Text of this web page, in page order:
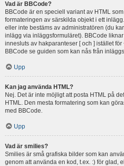
Vad är BBCode?
BBCode är en speciell variant av HTML
formateringen av särskilda objekt i ett
eller inte bestäms av administratören (du
inlägg via inläggsformuläret). BBCode
innesluts av hakparanteser [ och ] istället
BBCode se guiden som kan nås från
Upp
Kan jag använda HTML?
Nej. Det är inte möjligt att posta HTML på
HTML. Den mesta formatering som kan
med BBCode.
Upp
Vad är smilies?
Smilies är små grafiska bilder som kan
genom att använda en kod, t.ex. :) för glad,